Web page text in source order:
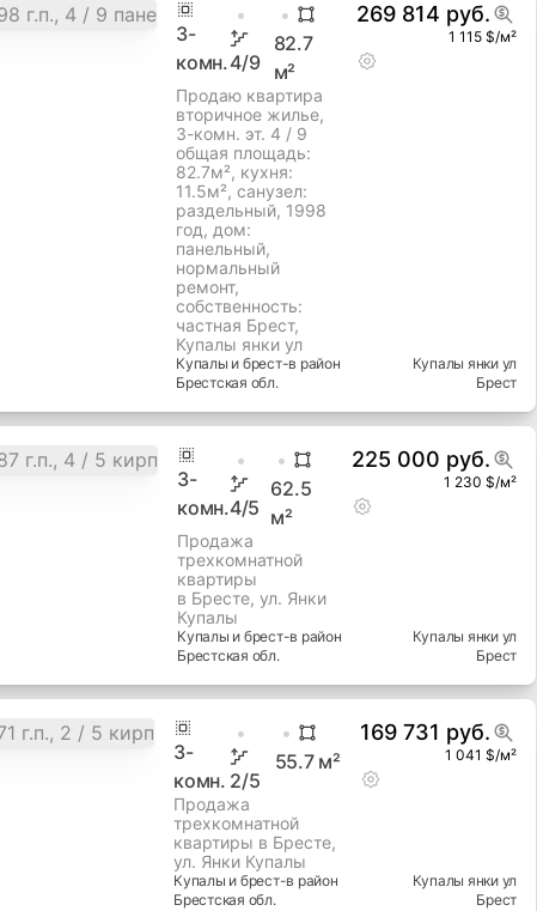
3-
комн.4/9
82.7
м²
Продаю квартира
вторичное жилье,
3-комн. эт. 4 / 9
общая площадь:
82.7м², кухня:
11.5м², cанузел:
раздельный, 1998
год, дом:
панельный,
нормальный
ремонт,
собственность:
частная Брест,
Купалы янки ул
269 814 руб.
1 115 $/м²
Купалы и брест-в район
Брестская обл.
Купалы янки ул
Брест
3-
комн.4/5
62.5
м²
Продажа
трехкомнатной
квартиры
в Бресте, ул. Янки
Купалы
225 000 руб.
1 230 $/м²
Купалы и брест-в район
Брестская обл.
Купалы янки ул
Брест
3-
комн. 2/5
55.7м²
Продажа
трехкомнатной
квартиры в Бресте,
ул. Янки Купалы
169 731 руб.
1 041 $/м²
Купалы и брест-в район
Брестская обл.
Купалы янки ул
Брест